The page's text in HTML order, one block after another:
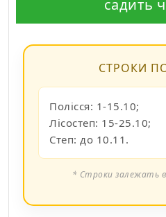
садить
СТРОКИ
Полісся: 1-15.10;
Лісостеп: 15-25.10;
Степ: до 10.11.
* Строки залежать